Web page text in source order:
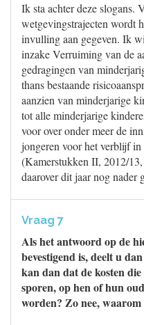
Ik sta achter deze slogans.
wetgevingstrajecten wordt
invulling aan gegeven. Ik
inzake Verruiming van de
gedragingen van
thans bestaande
aanzien van minderjarige
tot alle minderjarige
voor over onder meer de
jongeren voor het verblijf
(Kamerstukken II, 2012/
daarover dit jaar nog nader
Vraag 7
Als het antwoord op de
bevestigend is, deelt u
kan dan dat de kosten
sporen, op hen of hun
worden? Zo nee, waarom